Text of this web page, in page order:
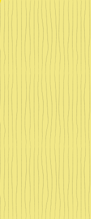
一
筋
六
十
年